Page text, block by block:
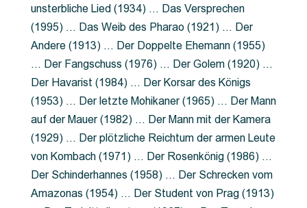
unsterbliche Lied (1934) … Das Versprechen
(1995) … Das Weib des Pharao (1921) … Der
Andere (1913) … Der Doppelte Ehemann (1955)
… Der Fangschuss (1976) … Der Golem (1920) …
Der Havarist (1984) … Der Korsar des Königs
(1953) … Der letzte Mohikaner (1965) … Der Mann
auf der Mauer (1982) … Der Mann mit der Kamera
(1929) … Der plötzliche Reichtum der armen Leute
von Kombach (1971) … Der Rosenkönig (1986) …
Der Schinderhannes (1958) … Der Schrecken vom
Amazonas (1954) … Der Student von Prag (1913)